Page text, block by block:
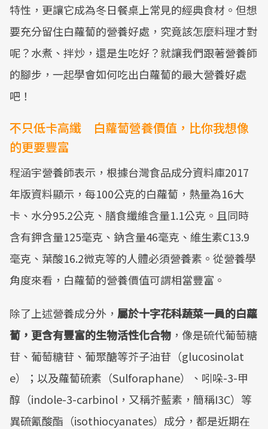
特性，更讓它成為冬日餐桌上常見的經典食材。但想
要充分留住白蘿蔔的營養好處，究竟該怎麼料理才對
呢？水煮、拌炒，還是生吃好？就讓我們跟著營養師
的腳步，一起學會如何吃出白蘿蔔的最大營養好處
吧！
不只低卡高纖 白蘿蔔營養價值，比你我想像
的更要豐富
程涵宇營養師表示，根據台灣食品成分資料庫2017
年版資料顯示，每100公克的白蘿蔔，熱量為16大
卡、水分95.2公克、膳食纖維含量1.1公克。且同時
含有鉀含量125毫克、鈉含量46毫克、維生素C13.9
毫克、葉酸16.2微克等的人體必須營養素。從營養學
角度來看，白蘿蔔的營養價值可謂相當豐富。
除了上述營養成分外， 屬於十字花科蔬菜一員的白蘿
蔔，更含有豐富的生物活性化合物 ，像是硫代葡萄糖
苷、葡萄糖苷、葡聚醣等芥子油苷（glucosinolat
e）；以及蘿蔔硫素（Sulforaphane）、吲哚-3-甲
醇（indole-3-carbinol，又稱芥藍素，簡稱I3C）等
異硫氰酸酯（isothiocyanates）成分，都是近期在